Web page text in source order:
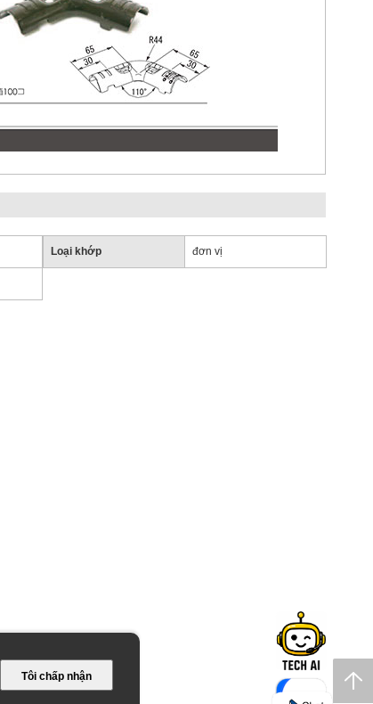
Loại khớp đơn vị
Tôi chấp nhận